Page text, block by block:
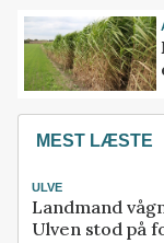
MEST LÆSTE
ULVE
Landmand
Ulven stod på